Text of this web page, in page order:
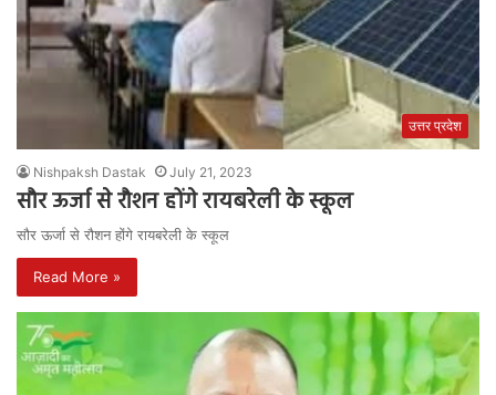
उत्तर प्रदेश
Nishpaksh Dastak July 21, 2023
सौर ऊर्जा से रौशन होंगे रायबरेली के स्कूल
सौर ऊर्जा से रौशन होंगे रायबरेली के स्कूल
Read More »